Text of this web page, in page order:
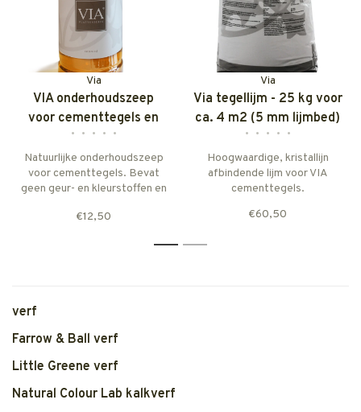
Via
VIA onderhoudszeep
voor cementtegels en
terrazzo 1 l
• • • • •
Natuurlijke onderhoudszeep
voor cementtegels. Bevat
geen geur- en kleurstoffen en
Dosering ca. 1 eetlepel zeep
€12,50
Via
Via tegellijm - 25 kg voor
ca. 4 m2 (5 mm lijmbed)
• • • • •
Hoogwaardige, kristallijn
afbindende lijm voor VIA
cementtegels.
€60,50
1 2
verf
Farrow & Ball verf
Little Greene verf
Natural Colour Lab kalkverf